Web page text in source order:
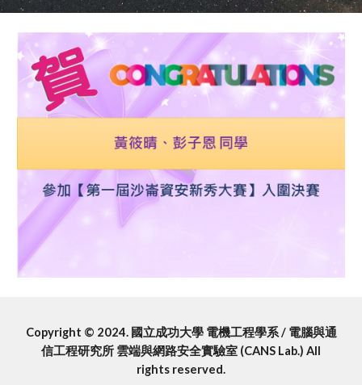
Copyright © 2024. 國立成功大學 電機工程學系 / 電腦與通
信工程研究所 雲端與網路安全實驗室 (CANS Lab.) All
rights reserved.